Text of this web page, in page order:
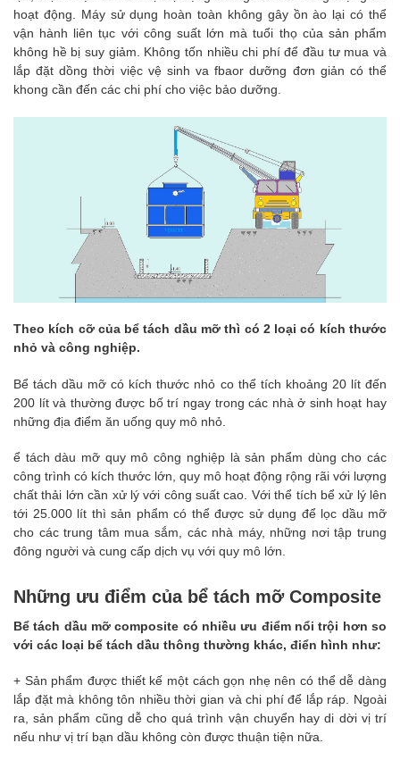
hoạt động. Máy sử dụng hoàn toàn không gây ồn ào lại có thể
vận hành liên tục với công suất lớn mà tuổi thọ của sản phẩm
không hề bị suy giảm. Không tốn nhiều chi phí để đầu tư mua và
lắp đặt dồng thời việc vệ sinh va fbaor dưỡng đơn giản có thể
khong cần đến các chi phí cho việc bảo dưỡng.
Theo kích cỡ của bể tách dầu mỡ thì có 2 loại có kích thước
nhỏ và công nghiệp.
Bể tách dầu mỡ có kích thước nhỏ co thể tích khoảng 20 lít đến
200 lít và thường được bố trí ngay trong các nhà ở sinh hoạt hay
những địa điểm ăn uống quy mô nhỏ.
ể tách dàu mỡ quy mô công nghiệp là sản phẩm dùng cho các
công trình có kích thước lớn, quy mô hoạt động rộng rãi với lượng
chất thải lớn cần xử lý với công suất cao. Với thể tích bể xử lý lên
tới 25.000 lít thì sản phẩm có thể được sử dụng để lọc dầu mỡ
cho các trung tâm mua sắm, các nhà máy, những nơi tập trung
đông người và cung cấp dịch vụ với quy mô lớn.
Những ưu điểm của bể tách mỡ Composite
Bể tách dầu mỡ composite có nhiều ưu điểm nổi trội hơn so
với các loại bể tách dầu thông thường khác, điển hình như:
+ Sản phẩm được thiết kế một cách gọn nhẹ nên có thể dễ dàng
lắp đặt mà không tôn nhiều thời gian và chi phí để lắp ráp. Ngoài
ra, sản phẩm cũng dễ cho quá trình vận chuyển hay di dời vị trí
nếu như vị trí bạn dầu không còn được thuận tiện nữa.